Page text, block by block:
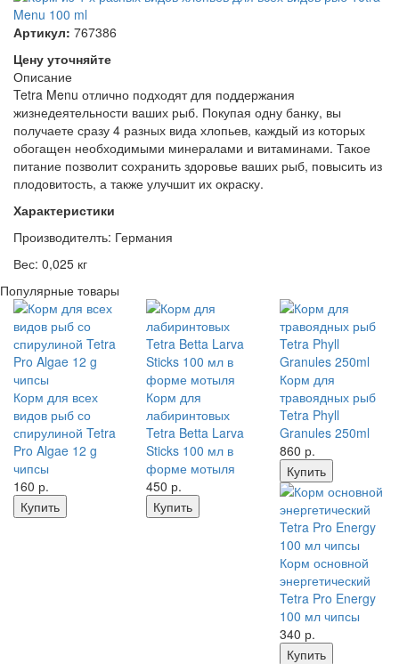
Артикул: 767386
Цену уточняйте
Описание
Tetra Menu отлично подходят для поддержания
жизнедеятельности ваших рыб. Покупая одну банку, вы
получаете сразу 4 разных вида хлопьев, каждый из которых
обогащен необходимыми минералами и витаминами. Такое
питание позволит сохранить здоровье ваших рыб, повысить из
плодовитость, а также улучшит их окраску.
Характеристики
Производителть: Германия
Вес: 0,025 кг
Популярные товары
Корм для всех
видов рыб со
спирулиной Tetra
Pro Algae 12 g
чипсы
160 р.
Купить
Корм для
лабиринтовых
Tetra Betta Larva
Sticks 100 мл в
форме мотыля
450 р.
Купить
Корм для
травоядных рыб
Tetra Phyll
Granules 250ml
860 р.
Купить
Корм основной
энергетический
Tetra Pro Energy
100 мл чипсы
340 р.
Купить